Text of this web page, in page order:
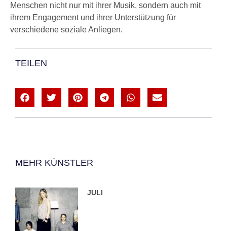
Menschen nicht nur mit ihrer Musik, sondern auch mit
ihrem Engagement und ihrer Unterstützung für
verschiedene soziale Anliegen.
TEILEN
MEHR KÜNSTLER
JULI